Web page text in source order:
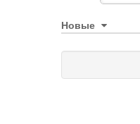
Новые